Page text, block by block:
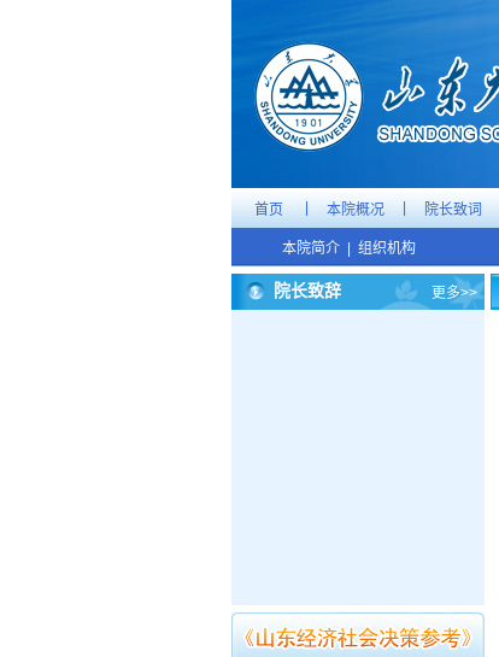
首页 本院概况 院长致词
本院简介 组织机构
院长致辞 更多>>